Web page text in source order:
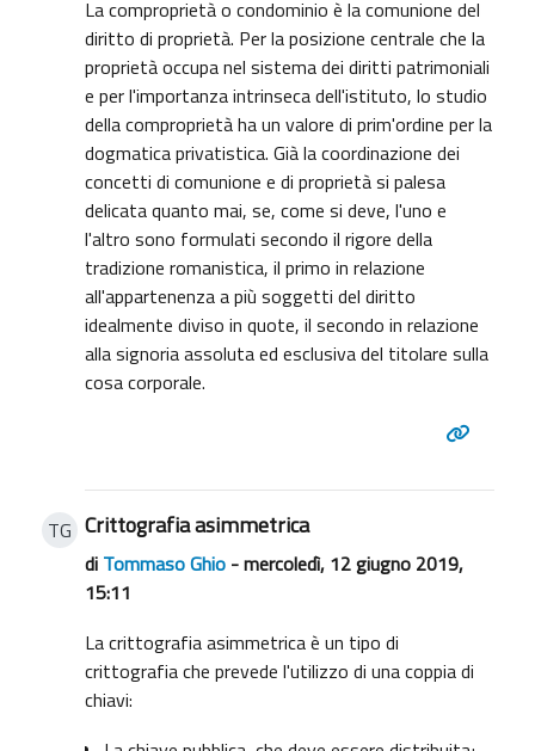
La comproprietà o condominio è la comunione del
diritto di proprietà. Per la posizione centrale che la
proprietà occupa nel sistema dei diritti patrimoniali
e per l'importanza intrinseca dell'istituto, lo studio
della comproprietà ha un valore di prim'ordine per la
dogmatica privatistica. Già la coordinazione dei
concetti di comunione e di proprietà si palesa
delicata quanto mai, se, come si deve, l'uno e
l'altro sono formulati secondo il rigore della
tradizione romanistica, il primo in relazione
all'appartenenza a più soggetti del diritto
idealmente diviso in quote, il secondo in relazione
alla signoria assoluta ed esclusiva del titolare sulla
cosa corporale.
TG Crittografia asimmetrica
di Tommaso Ghio- mercoledì, 12 giugno 2019,
15:11
La crittografia asimmetrica è un tipo di
crittografia che prevede l'utilizzo di una coppia di
chiavi: